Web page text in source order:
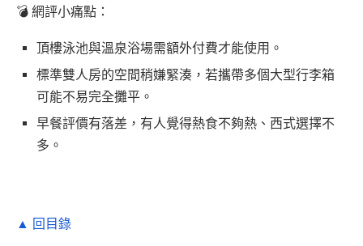
💣 網評小痛點：
頂樓泳池與溫泉浴場需額外付費才能使用。
標準雙人房的空間稍嫌緊湊，若攜帶多個大型行李箱
可能不易完全攤平。
早餐評價有落差，有人覺得熱食不夠熱、西式選擇不
多。
▲ 回目錄